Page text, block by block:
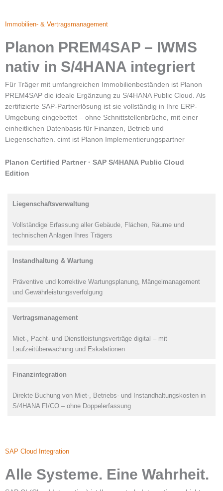
Immobilien- & Vertragsmanagement
Planon PREM4SAP – IWMS
nativ in S/4HANA integriert
Für Träger mit umfangreichen Immobilienbeständen ist Planon
PREM4SAP die ideale Ergänzung zu S/4HANA Public Cloud. Als
zertifizierte SAP-Partnerlösung ist sie vollständig in Ihre ERP-
Umgebung eingebettet – ohne Schnittstellenbrüche, mit einer
einheitlichen Datenbasis für Finanzen, Betrieb und
Liegenschaften. cimt ist Planon Implementierungspartner
Planon Certified Partner · SAP S/4HANA Public Cloud
Edition
Liegenschaftsverwaltung
Vollständige Erfassung aller Gebäude, Flächen, Räume und
technischen Anlagen Ihres Trägers
Instandhaltung & Wartung
Präventive und korrektive Wartungsplanung, Mängelmanagement
und Gewährleistungsverfolgung
Vertragsmanagement
Miet-, Pacht- und Dienstleistungsverträge digital – mit
Laufzeitüberwachung und Eskalationen
Finanzintegration
Direkte Buchung von Miet-, Betriebs- und Instandhaltungskosten in
S/4HANA FI/CO – ohne Doppelerfassung
SAP Cloud Integration
Alle Systeme. Eine Wahrheit.